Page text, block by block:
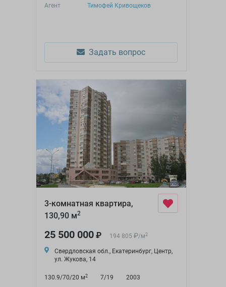
Агент Тимофей Кривощеков
Задать вопрос
3-комнатная квартира,
130,90 м2
25 500 000₽ 194 805 ₽/м2
Свердловская обл., Екатеринбург, Центр,
ул. Жукова, 14
130.9/70/20 м2 7/19 2003